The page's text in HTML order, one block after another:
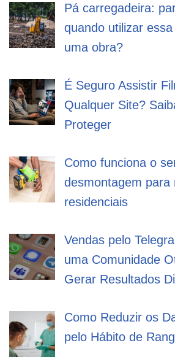
Pá carregadeira:
quando utilizar
uma obra?
É Seguro Assistir
Qualquer Site?
Proteger
Como funciona o
desmontagem para
residenciais
Vendas pelo
uma Comunidade
Gerar Resultados
Como Reduzir os
pelo Hábito de